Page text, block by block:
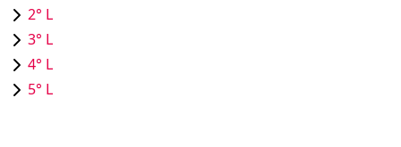
2° L
3° L
4° L
5° L